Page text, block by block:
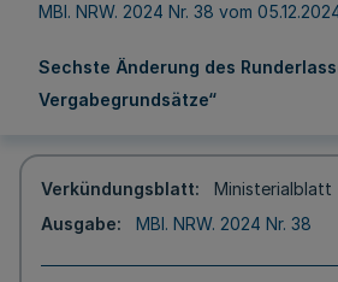
MBl. NRW. 2024 Nr. 38 vom
Sechste Änderung des
Vergabegrundsätze“
Verkündungsblatt
Ministerialblatt
Ausgabe
MBl. NRW. 2024 Nr. 38